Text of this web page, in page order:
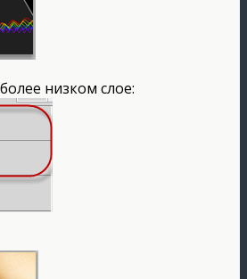
низком слое: